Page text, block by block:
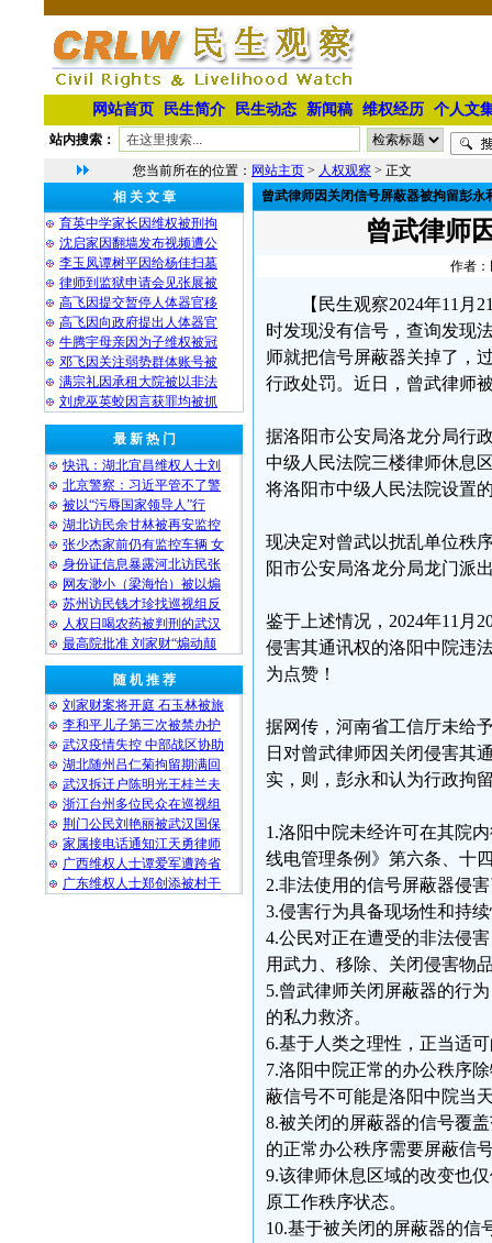
网站首页 民生简介 民生动态 新闻稿 维权经历 个人文
站内搜索：
您当前所在的位置： 网站主页 > 人权观察 > 正文
相 关 文 章
育英中学家长因维权被刑拘
沈启家因翻墙发布视频遭公
李玉凤谭树平因给杨佳扫墓
律师到监狱申请会见张展被
高飞因提交暂停人体器官移
高飞因向政府提出人体器官
牛腾宇母亲因为子维权被冠
邓飞因关注弱势群体账号被
满宗礼因承租大院被以非法
刘虎巫英蛟因言获罪均被抓
最 新 热 门
快讯：湖北宜昌维权人士刘
北京警察：习近平管不了警
被以“污辱国家领导人”行
湖北访民余甘林被再安监控
张少杰家前仍有监控车辆 女
身份证信息暴露河北访民张
网友渺小（梁海怡）被以煽
苏州访民钱才珍找巡视组反
人权日喝农药被判刑的武汉
最高院批准 刘家财“煽动颠
随 机 推 荐
刘家财案将开庭 石玉林被旅
李和平儿子第三次被禁办护
武汉疫情失控 中部战区协助
湖北随州吕仁菊拘留期满回
武汉拆迁户陈明光王桂兰夫
浙江台州多位民众在巡视组
荆门公民刘艳丽被武汉国保
家属接电话通知江天勇律师
广西维权人士谭爱军遭跨省
广东维权人士郑创添被村干
曾武律师因关闭信号屏蔽器被拘留彭永
曾武律师
作者：
【民生观察2024年11
时发现没有信号，查询发现
师就把信号屏蔽器关掉了，
行政处罚。近日，曾武律师
据洛阳市公安局洛龙分局行
中级人民法院三楼律师休息
将洛阳市中级人民法院设置
现决定对曾武以扰乱单位秩
阳市公安局洛龙分局龙门派
鉴于上述情况，2024年11月
侵害其通讯权的洛阳中院违
为点赞！
据网传，河南省工信厅未给
日对曾武律师因关闭侵害其
实，则，彭永和认为行政拘
1.洛阳中院未经许可在其院
线电管理条例》第六条、十
2.非法使用的信号屏蔽器侵
3.侵害行为具备现场性和持
4.公民对正在遭受的非法侵
用武力、移除、关闭侵害物
5.曾武律师关闭屏蔽器的行
的私力救济。
6.基于人类之理性，正当适
7.洛阳中院正常的办公秩序
蔽信号不可能是洛阳中院当
8.被关闭的屏蔽器的信号覆
的正常办公秩序需要屏蔽信
9.该律师休息区域的改变也
原工作秩序状态。
10.基于被关闭的屏蔽器的信